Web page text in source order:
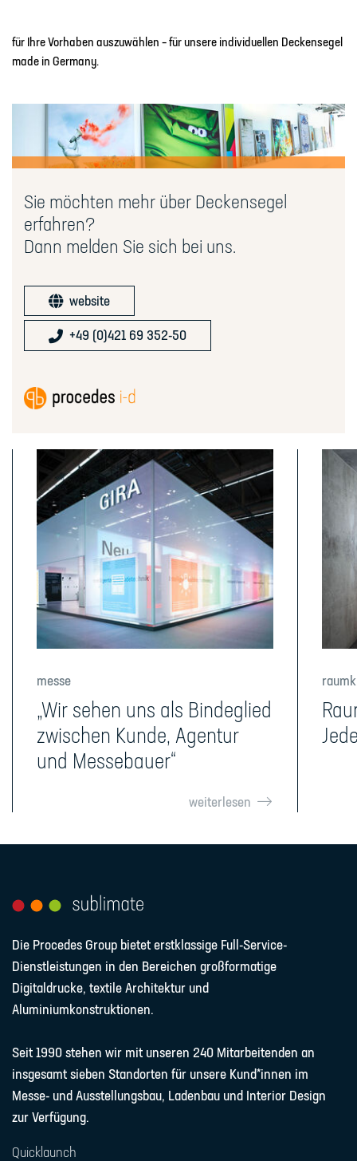
für Ihre Vorhaben auszuwählen – für unsere individuellen Deckensegel
made in Germany.
Sie möchten mehr über Deckensegel
erfahren?
Dann melden Sie sich bei uns.
website
+49 (0)421 69 352-50
messe
„Wir sehen uns als Bindeglied
zwischen Kunde, Agentur
und Messebauer“
weiterlesen
Die Procedes Group bietet erstklassige Full-Service-
Dienstleistungen in den Bereichen großformatige
Digitaldrucke, textile Architektur und
Aluminiumkonstruktionen.
Seit 1990 stehen wir mit unseren 240 Mitarbeitenden an
insgesamt sieben Standorten für unsere Kund*innen im
Messe- und Ausstellungsbau, Ladenbau und Interior Design
zur Verfügung.
Quicklaunch